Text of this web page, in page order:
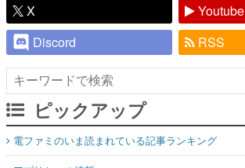
X
Youtube
Discord
RSS
ピックアップ
電ファミのいま読まれている記事ランキング